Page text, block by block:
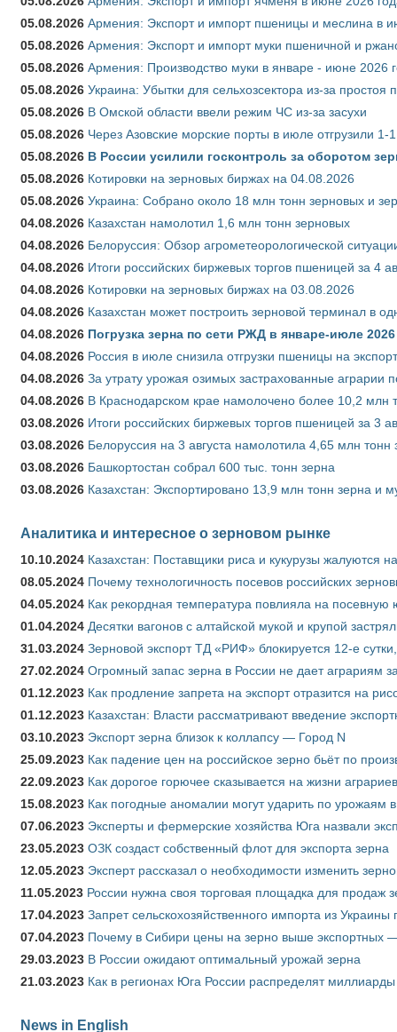
05.08.2026 Армения: Экспорт и импорт пшеницы и меслина в
05.08.2026 Армения: Экспорт и импорт муки пшеничной и
05.08.2026 Армения: Производство муки в январе - июне 2026
05.08.2026 Украина: Убытки для сельхозсектора из-за простоя
05.08.2026 В Омской области ввели режим ЧС из-за засухи
05.08.2026 Через Азовские морские порты в июле отгрузили
05.08.2026 В России усилили госконтроль за оборотом
05.08.2026 Котировки на зерновых биржах на 04.08.2026
05.08.2026 Украина: Собрано около 18 млн тонн зерновых и
04.08.2026 Казахстан намолотил 1,6 млн тонн зерновых
04.08.2026 Белоруссия: Обзор агрометеорологической
04.08.2026 Итоги российских биржевых торгов пшеницей за 4
04.08.2026 Котировки на зерновых биржах на 03.08.2026
04.08.2026 Казахстан может построить зерновой терминал в
04.08.2026 Погрузка зерна по сети РЖД в январе-июле
04.08.2026 Россия в июле снизила отгрузки пшеницы на
04.08.2026 За утрату урожая озимых застрахованные аграрии
04.08.2026 В Краснодарском крае намолочено более 10,2 млн
03.08.2026 Итоги российских биржевых торгов пшеницей за 3
03.08.2026 Белоруссия на 3 августа намолотила 4,65 млн тонн
03.08.2026 Башкортостан собрал 600 тыс. тонн зерна
03.08.2026 Казахстан: Экспортировано 13,9 млн тонн зерна и
Аналитика и интересное о зерновом рынке
10.10.2024 Казахстан: Поставщики риса и кукурузы жалуются
08.05.2024 Почему технологичность посевов российских
04.05.2024 Как рекордная температура повлияла на
01.04.2024 Десятки вагонов с алтайской мукой и крупой
31.03.2024 Зерновой экспорт ТД «РИФ» блокируется 12-е
27.02.2024 Огромный запас зерна в России не дает аграриям
01.12.2023 Как продление запрета на экспорт отразится на
01.12.2023 Казахстан: Власти рассматривают введение
03.10.2023 Экспорт зерна близок к коллапсу — Город N
25.09.2023 Как падение цен на российское зерно бьёт по
22.09.2023 Как дорогое горючее сказывается на жизни аграриев
15.08.2023 Как погодные аномалии могут ударить по урожаям
07.06.2023 Эксперты и фермерские хозяйства Юга назвали
23.05.2023 ОЗК создаст собственный флот для экспорта зерна
12.05.2023 Эксперт рассказал о необходимости изменить
11.05.2023 России нужна своя торговая площадка для продаж
17.04.2023 Запрет сельскохозяйственного импорта из
07.04.2023 Почему в Сибири цены на зерно выше экспортных
29.03.2023 В России ожидают оптимальный урожай зерна
21.03.2023 Как в регионах Юга России распределят
News in English